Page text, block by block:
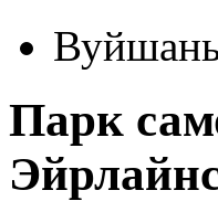
Парк